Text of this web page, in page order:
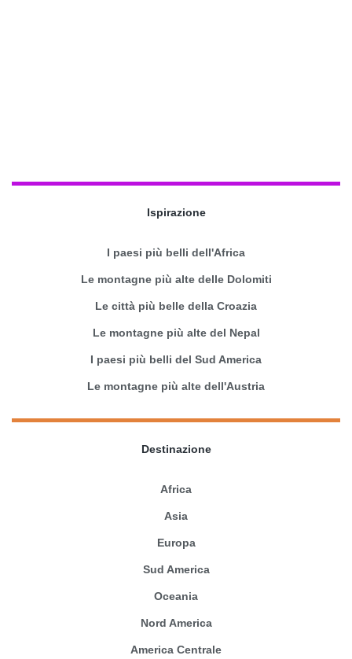
Ispirazione
I paesi più belli dell'Africa
Le montagne più alte delle Dolomiti
Le città più belle della Croazia
Le montagne più alte del Nepal
I paesi più belli del Sud America
Le montagne più alte dell'Austria
Destinazione
Africa
Asia
Europa
Sud America
Oceania
Nord America
America Centrale